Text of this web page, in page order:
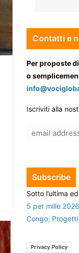
Contatti e
Per proposte
o
Iscriviti alla
Sotto l’ultima
5 per mille
Congo;
Privacy Policy